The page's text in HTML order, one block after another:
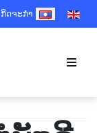
ດຈະກຳSELECT YOUR